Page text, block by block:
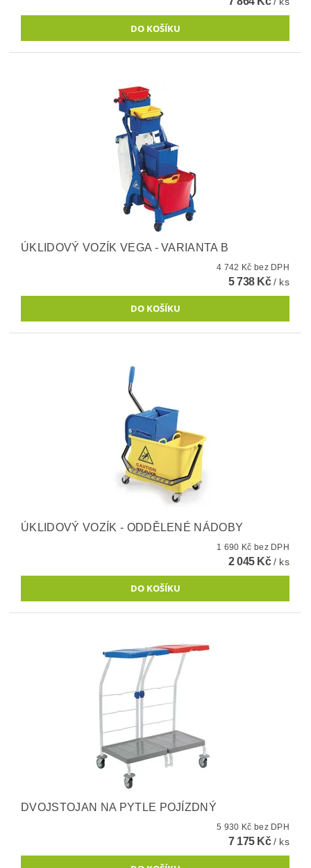
ÚKLIDOVÝ VOZÍK VEGA - VARIANTA B
4 742 Kč bez DPH
5 738 Kč/ ks
ÚKLIDOVÝ VOZÍK - ODDĚLENÉ NÁDOBY
1 690 Kč bez DPH
2 045 Kč/ ks
DVOJSTOJAN NA PYTLE POJÍZDNÝ
5 930 Kč bez DPH
7 175 Kč/ ks